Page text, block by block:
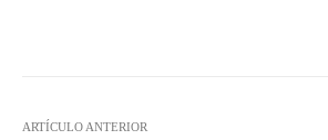
ARTÍCULO ANTERIOR